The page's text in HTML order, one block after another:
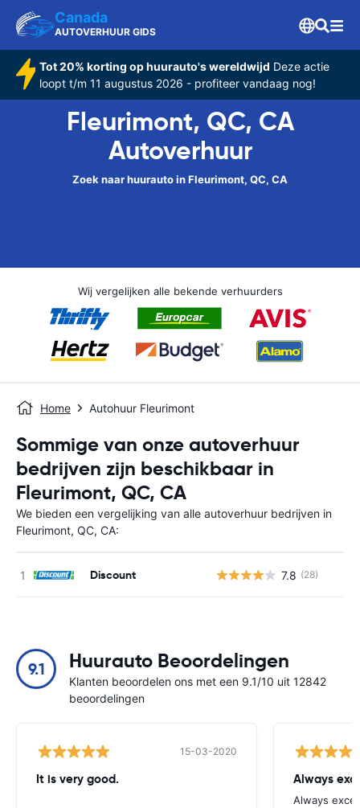
Canada
AUTOVERHUUR GIDS
Tot 20% korting op huurauto's wereldwijd Deze actie
loopt t/m 11 augustus 2026 - profiteer vandaag nog!
Fleurimont, QC, CA
Autoverhuur
Zoek naar huurauto in Fleurimont, QC, CA
Wij vergelijken alle bekende verhuurders
Home Autohuur Fleurimont
Sommige van onze autoverhuur
bedrijven zijn beschikbaar in
Fleurimont, QC, CA
We bieden een vergelijking van alle autoverhuur bedrijven in
Fleurimont, QC, CA:
Discount 7.8 (28)
9.1 Huurauto Beoordelingen
Klanten beoordelen ons met een 9.1/10 uit 12842
beoordelingen
15-03-2020
It is very good. Always
Always